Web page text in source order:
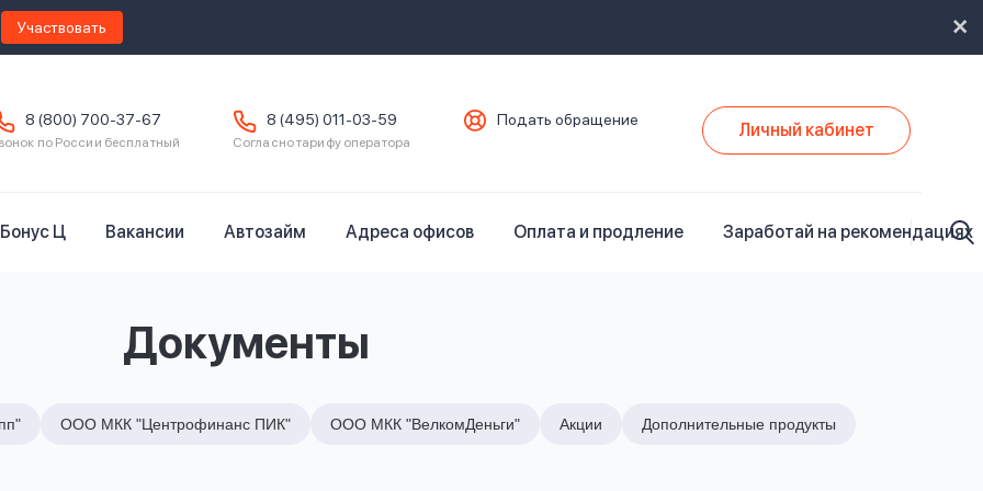
Участвовать
8 (800) 700-37-67
по России бесплатный
8 (495) 011-03-59
Согласно тарифу оператора
Подать обращение Личный кабинет
Бонус Ц Вакансии Автозайм Адреса офисов Оплата и продление Заработай на рекомендациях
Документы
ООО МКК "Центрофинанс ПИК" ООО МКК "ВелкомДеньги" Акции Дополнительные продукты